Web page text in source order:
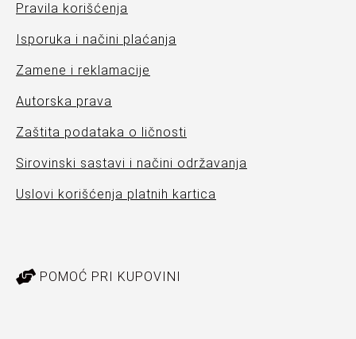
Pravila korišćenja
Isporuka i načini plaćanja
Zamene i reklamacije
Autorska prava
Zaštita podataka o ličnosti
Sirovinski sastavi i načini održavanja
Uslovi korišćenja platnih kartica
POMOĆ PRI KUPOVINI